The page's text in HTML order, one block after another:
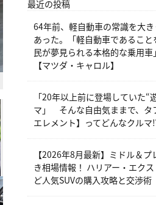
最近の投稿
64年前、軽自動車の常識を大
あった。「軽自動車であるこ
民が夢見られる本格的な乗用
【マツダ・キャロル】
「20年以上前に登場していた“
マ」 そんな自由気ままで、タ
エレメント】ってどんなクルマ
【2026年8月最新】ミドル＆プ
き相場情報！ ハリアー・エク
ど人気SUVの購入攻略と交渉術